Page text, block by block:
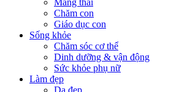
Mang thai
Chăm con
Giáo dục con
Sống khỏe
Chăm sóc cơ thể
Dinh dưỡng & vận động
Sức khỏe phụ nữ
Làm đẹp
Da đẹp